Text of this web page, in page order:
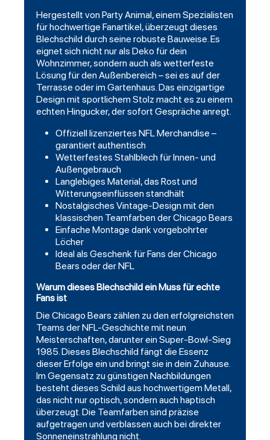
Hergestellt vonParty Animal, einem Spezialisten
für hochwertige Fanartikel, überzeugt dieses
Blechschild durch seine robuste Bauweise. Es
eignet sich nicht nur als Deko für dein
Wohnzimmer, sondern auch als wetterfeste
Lösung für den Außenbereich – sei es auf der
Terrasse oder im Gartenhaus. Das einzigartige
Design mit sportlichem Stolz macht es zu einem
echten Hingucker, der sofort Gespräche anregt.
Offiziell lizenziertes NFL Merchandise –
garantiert authentisch
Wetterfestes Stahlblech für Innen- und
Außengebrauch
Langlebiges Material, das Rost und
Witterungseinflüssen standhält
Nostalgisches Vintage-Design mit den
klassischen Teamfarben der Chicago Bears
Einfache Montage dank vorgebohrter
Löcher
Ideal als Geschenk für Fans der Chicago
Bears oder der NFL
Warum dieses Blechschild ein Muss für echte
Fans ist
Die Chicago Bears zählen zu den erfolgreichsten
Teams der NFL-Geschichte mit neun
Meisterschaften, darunter ein Super-Bowl-Sieg
1985. Dieses Blechschild fängt die Essenz
dieser Erfolge ein und bringt sie in dein Zuhause.
Im Gegensatz zu günstigen Nachbildungen
besteht dieses Schild aus hochwertigem Metall,
das nicht nur optisch, sondern auch haptisch
überzeugt. Die Teamfarben sind präzise
aufgetragen und verblassen auch bei direkter
Sonneneinstrahlung nicht.